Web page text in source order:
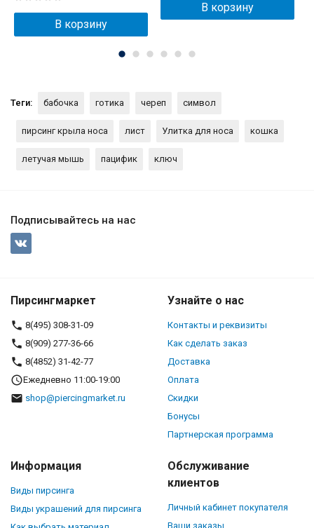
В корзину
В корзину
Теги: бабочка готика череп символ
пирсинг крыла носа лист Улитка для носа кошка
летучая мышь пацифик ключ
Подписывайтесь на нас
Пирсингмаркет
8(495) 308-31-09
8(909) 277-36-66
8(4852) 31-42-77
Ежедневно 11:00-19:00
shop@piercingmarket.ru
Узнайте о нас
Контакты и реквизиты
Как сделать заказ
Доставка
Оплата
Скидки
Бонусы
Партнерская программа
Информация
Виды пирсинга
Виды украшений для пирсинга
Обслуживание
клиентов
Личный кабинет покупателя
Ваши заказы